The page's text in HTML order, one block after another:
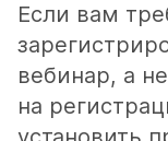
Если вам
вебинар, а
на